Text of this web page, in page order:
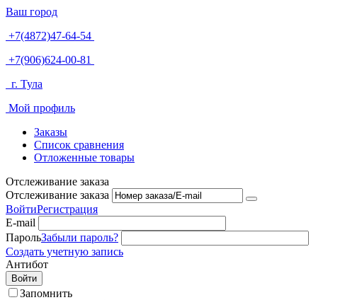
Ваш город
+7(4872)47-64-54
+7(906)624-00-81
г. Тула
Мой профиль
Заказы
Список сравнения
Отложенные товары
Отслеживание заказа
Отслеживание заказа
ВойтиРегистрация
E-mail
ПарольЗабыли пароль?
Создать учетную запись
Антибот
Войти
Запомнить